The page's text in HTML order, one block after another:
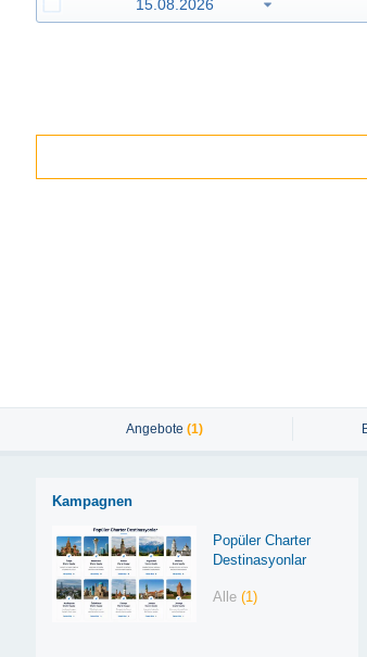
Angebote (1)
Kampagnen
Popüler Charter
Destinasyonlar
Alle(1)